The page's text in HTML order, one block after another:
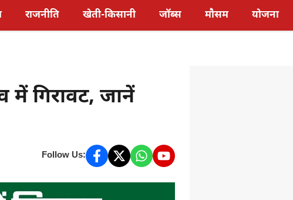
राजनीति खेती-किसानी जॉब्स मौसम योजना
में गिरावट, जानें
Follow Us: